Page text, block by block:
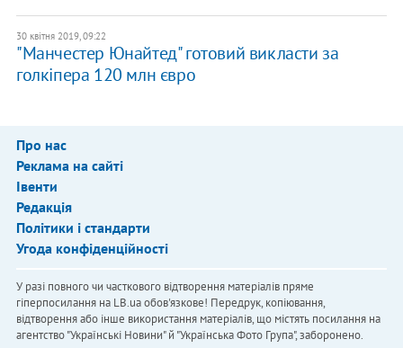
30 квітня 2019, 09:22
"Манчестер Юнайтед" готовий викласти за
голкіпера 120 млн євро
Про нас
Реклама на сайті
Івенти
Редакція
Політики і стандарти
Угода конфіденційності
У разі повного чи часткового відтворення матеріалів пряме
гіперпосилання на LB.ua обов'язкове! Передрук, копіювання,
відтворення або інше використання матеріалів, що містять посилання на
агентство "Українськi Новини" й "Українська Фото Група", заборонено.